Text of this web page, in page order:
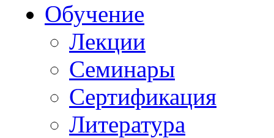
Обучение
Лекции
Семинары
Сертификация
Литература